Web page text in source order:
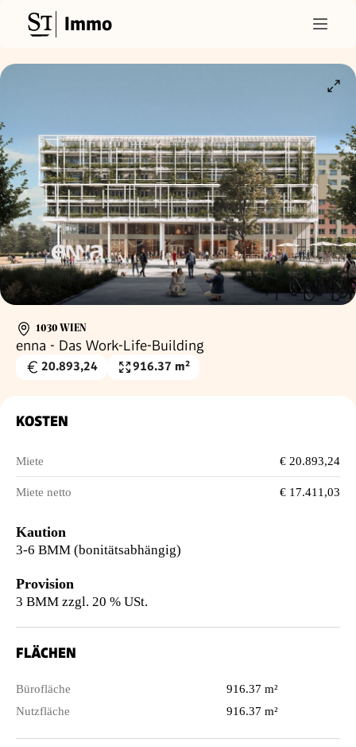
Immo
1030 WIEN
enna - Das Work-Life-Building
Gesamtmiete
20.893,24
Nutzfläche
916.37 m²
KOSTEN
Miete € 20.893,24
Miete netto € 17.411,03
Kaution
3-6 BMM (bonitätsabhängig)
Provision
3 BMM zzgl. 20 % USt.
FLÄCHEN
Bürofläche
916.37 m²
Nutzfläche
916.37 m²